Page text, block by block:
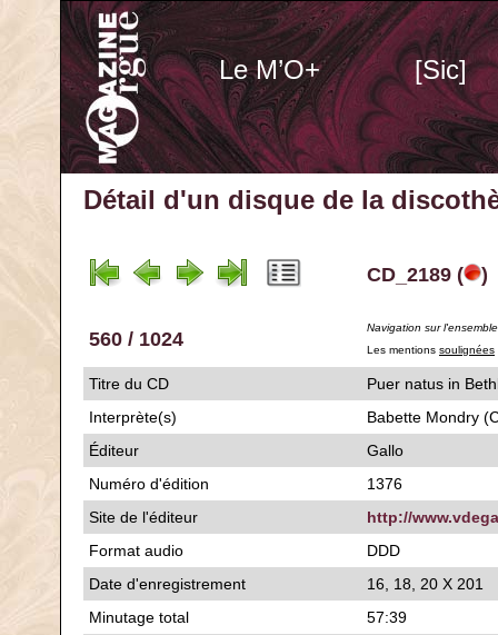
Le M’O+ [Sic]
Détail d'un disque de la
CD_2189 ( )
560 / 1024
Navigation sur
Les mentions soulignées
Titre du CD
Puer
Interprète(s)
Babette Mondry
Éditeur
Gallo
Numéro d'édition
1376
Site de l'éditeur
http://
Format audio
DDD
Date d'enregistrement
16, 18, 20 X 201
Minutage total
57:39